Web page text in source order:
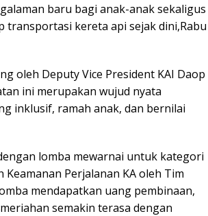
baru bagi anak-anak sekaligus
transportasi kereta api sejak dini,Rabu
oleh Deputy Vice President KAI Daop
ini merupakan wujud nyata
inklusif, ramah anak, dan bernilai
lomba mewarnai untuk kategori
Keamanan Perjalanan KA oleh Tim
mendapatkan uang pembinaan,
semakin terasa dengan